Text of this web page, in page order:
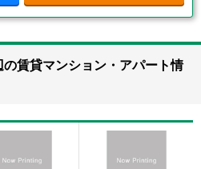
賃貸マンション・アパート情